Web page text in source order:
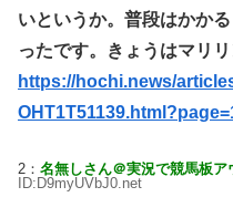
いというか。普段はかか
ったです。きょうはマリ
https://hochi.news/
2： 名無しさん＠実況で競馬板ア
ID:D9myUVbJ0.net